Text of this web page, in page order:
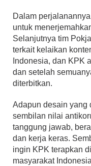
Dalam
untuk
Selanjutnya tim
terkait kelaikan
Indonesia, dan KPK
dan setelah
diterbitkan.
Adapun desain yang
sembilan nilai
tanggung jawab,
dan kerja keras.
ingin KPK terapkan
masyarakat